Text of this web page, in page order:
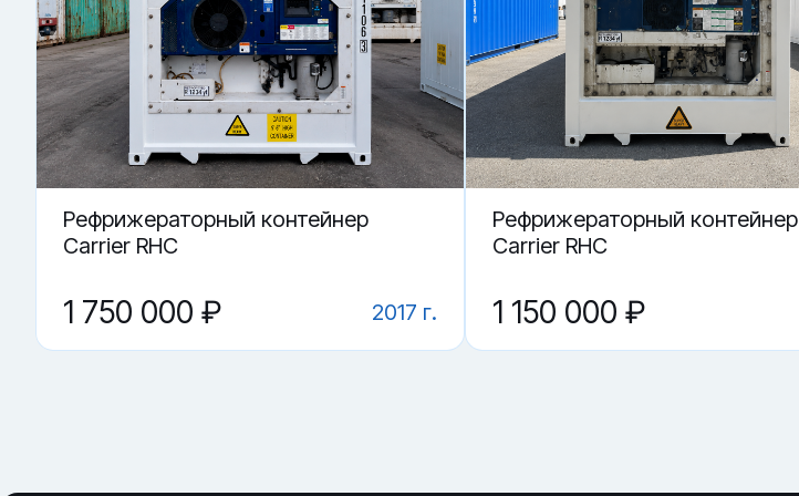
Купить «Сухогрузный морской контейнер LCGU 802580-6» в Перми.
▼ От чего зависит цена на Сухогрузный морской контейнер LCGU 802580-6?
▼ Подойдёт ли контейнер как склад?
▼ Можно ли использовать под переоборудование?
▼ Где купить Сухогрузный морской контейнер LCGU 802580-6 в Перми?
▼ Что проверить перед покупкой?
Рефрижераторный контейнер
Carrier RHC
1 750 000 ₽ 2017 г.
Рефрижераторный контейнер
Carrier RHC
1 150 000 ₽